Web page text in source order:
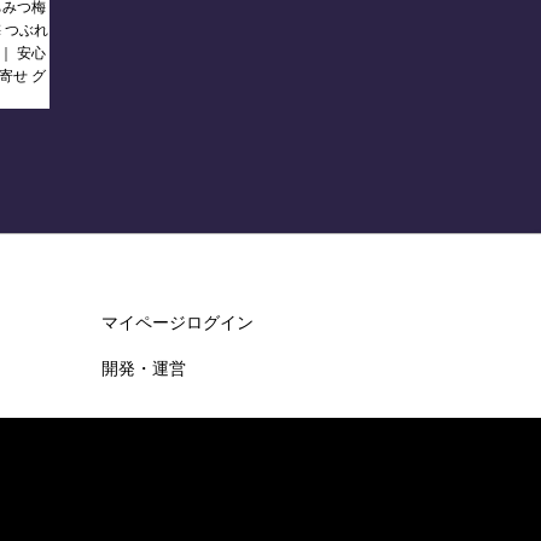
つ梅
つぶれ
安心
せ グ
マイページログイン
開発・運営